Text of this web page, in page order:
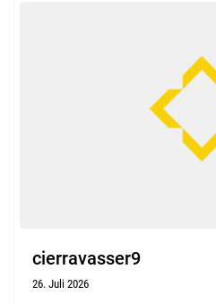
cierravasser9
26. Juli 2026